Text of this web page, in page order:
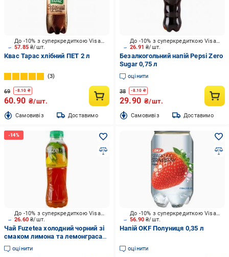
57.85₴/шт.
До -10% з суперкредиткою Visa Вигода
Квас Тарас хлібний ПЕТ 2 л
3
69 -8.10 ₴
60.90 ₴/шт.
Cамовивіз Доставимо
26.91₴/шт.
До -10% з суперкредиткою Visa Вигода
Безалкогольний напій Pepsi Zero
Sugar 0,75 л
оцінити
38 -8.10 ₴
29.90 ₴/шт.
Cамовивіз Доставимо
26.60₴/шт.
До -10% з суперкредиткою Visa Вигода
Чай Fuzetea холодний чорний зі
смаком лимона та лемонграса
0,5 л
оцінити
56.90₴/шт.
До -10% з суперкредиткою Visa Вигода
Напій OKF Полуниця 0,35 л
оцінити